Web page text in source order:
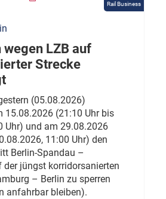
Rail Business
LZB auf
Strecke
(05.08.2026)
15.08.2026 (21:10 Uhr bis
Uhr) und am 29.08.2026
11:00 Uhr) den
Berlin-Spandau –
der jüngst korridorsanierten
– Berlin zu sperren
anfahrbar bleiben).